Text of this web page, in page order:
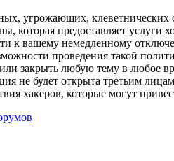
угрожающих,
которая предоставляет
к вашему немедленному
проведения такой
или закрыть любую тему в любое
не будет открыта третьим
хакеров, которые могут